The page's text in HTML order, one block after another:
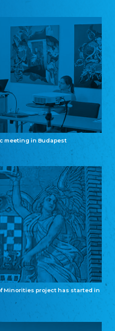
meeting in Budapest
Minorities project has started in